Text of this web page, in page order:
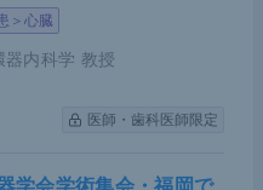
＞心臓
器内科学 教授
医師・歯科医師限定
学会学術集会・福岡で